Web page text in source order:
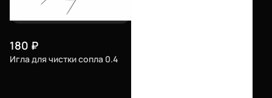
180 ₽
Игла для чистки сопла 0.4